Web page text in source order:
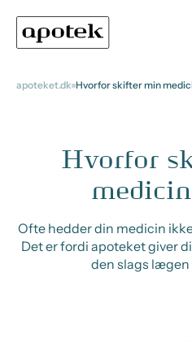
apoteket.dk Hvorfor skifter min
Hvorfor
Ofte hedder din medicin
Det er fordi apoteket giver
den slags